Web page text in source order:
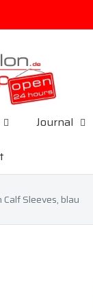
Journal
Calf Sleeves, blau